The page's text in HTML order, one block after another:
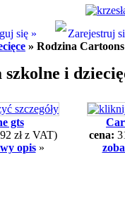
się »
Zarejestruj
» Rodzina
i
gts
zł z VAT)
opis»
cena: